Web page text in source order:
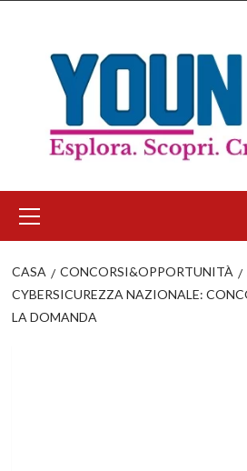
contenuto
principale
CASA CONCORSI&OPPORTUNITÀ
CYBERSICUREZZA NAZIONALE:
LA DOMANDA